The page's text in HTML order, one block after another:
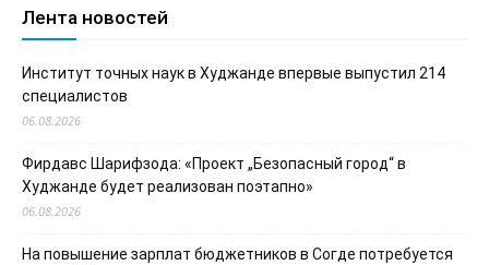
Лента новостей
Институт точных наук в Худжанде впервые выпустил 214
специалистов
06.08.2026
Фирдавс Шарифзода: «Проект „Безопасный город“ в
Худжанде будет реализован поэтапно»
06.08.2026
На повышение зарплат бюджетников в Согде потребуется